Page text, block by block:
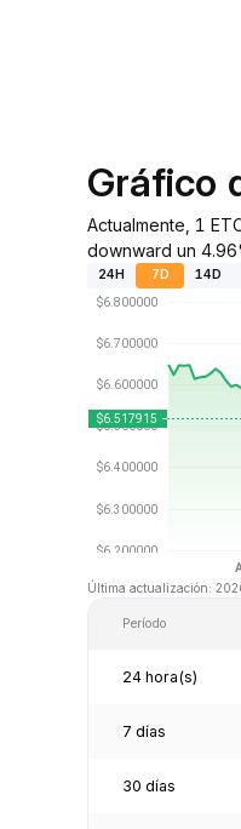
Gráfico
Actualmente, 1
downward un
24H 7D 14D
Última actualización:
Período
24 hora(s)
7 días
30 días